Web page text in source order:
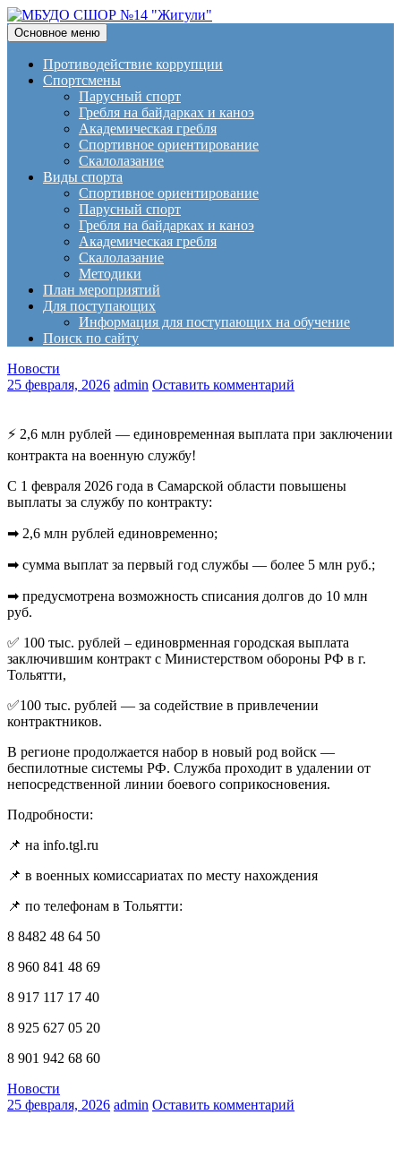
МБУДО СШОР №14
"Жигули"
Поиск
Основное меню Перейти
к
содержимому
Противодействие коррупции
Спортсмены
Парусный спорт
Гребля на байдарках и каноэ
Академическая гребля
Спортивное ориентирование
Скалолазание
Виды спорта
Спортивное ориентирование
Парусный спорт
Гребля на байдарках и каноэ
Академическая гребля
Скалолазание
Методики
План мероприятий
Для поступающих
Информация для поступающих на обучение
Поиск по сайту
Новости
25 февраля, 2026 admin Оставить комментарий
⚡ 2,6 млн рублей — единовременная выплата при заключении
контракта на военную службу!
С 1 февраля 2026 года в Самарской области повышены
выплаты за службу по контракту:
➡ 2,6 млн рублей единовременно;
➡ сумма выплат за первый год службы — более 5 млн руб.;
➡ предусмотрена возможность списания долгов до 10 млн
руб.
✅ 100 тыс. рублей – единоврменная городская выплата
заключившим контракт с Министерством обороны РФ в г.
Тольятти,
✅100 тыс. рублей — за содействие в привлечении
контрактников.
В регионе продолжается набор в новый род войск —
беспилотные системы РФ. Служба проходит в удалении от
непосредственной линии боевого соприкосновения.
Подробности:
📌 на info.tgl.ru
📌 в военных комиссариатах по месту нахождения
📌 по телефонам в Тольятти:
8 8482 48 64 50
8 960 841 48 69
8 917 117 17 40
8 925 627 05 20
8 901 942 68 60
Новости
25 февраля, 2026 admin Оставить комментарий